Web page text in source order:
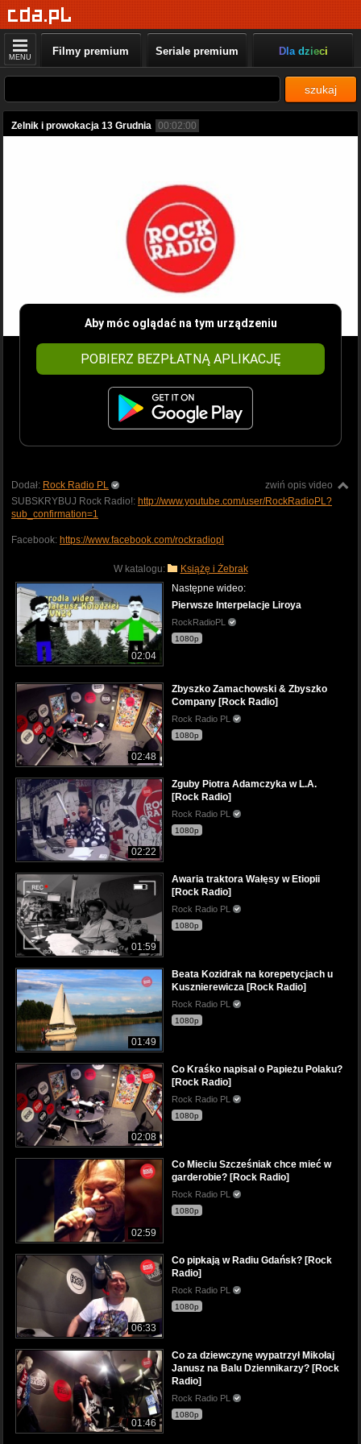
MENU Filmy premium Seriale premium Dla dzieci
szukaj
Zelnik i prowokacja 13 Grudnia 00:02:00
Aby móc oglądać na tym urządzeniu
POBIERZ BEZPŁATNĄ APLIKACJĘ
zwiń opis video
Dodał: Rock Radio PL
SUBSKRYBUJ Rock Radio!: http://www.youtube.com/user/RockRadioPL?
sub_confirmation=1
Facebook: https://www.facebook.com/rockradiopl
W katalogu: Książę i Żebrak
02:04
Następne wideo:
Pierwsze Interpelacje Liroya
RockRadioPL
1080p
02:48
Zbyszko Zamachowski & Zbyszko
Company [Rock Radio]
Rock Radio PL
1080p
02:22
Zguby Piotra Adamczyka w L.A.
[Rock Radio]
Rock Radio PL
1080p
01:59
Awaria traktora Wałęsy w Etiopii
[Rock Radio]
Rock Radio PL
1080p
01:49
Beata Kozidrak na korepetycjach u
Kusznierewicza [Rock Radio]
Rock Radio PL
1080p
02:08
Co Kraśko napisał o Papieżu Polaku?
[Rock Radio]
Rock Radio PL
1080p
02:59
Co Mieciu Szcześniak chce mieć w
garderobie? [Rock Radio]
Rock Radio PL
1080p
06:33
Co pipkają w Radiu Gdańsk? [Rock
Radio]
Rock Radio PL
1080p
01:46
Co za dziewczynę wypatrzył Mikołaj
Janusz na Balu Dziennikarzy? [Rock
Radio]
Rock Radio PL
1080p